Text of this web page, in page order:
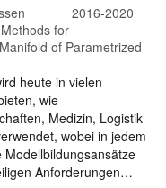
2016-2020
for
of Parametrized
heute in vielen
wie
Medizin, Logistik
wobei in jedem
Anforderungen…